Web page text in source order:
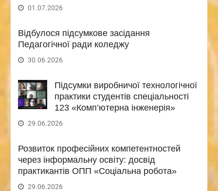
01.07.2026
Відбулося підсумкове засідання
Педагогічної ради коледжу
30.06.2026
Підсумки виробничої технологічної
практики студентів спеціальності
123 «Комп’ютерна інженерія»
29.06.2026
Розвиток професійних компетентностей
через інформальну освіту: досвід
практикантів ОПП «Соціальна робота»
29.06.2026